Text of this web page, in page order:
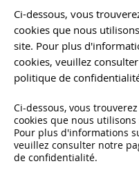
Ci-dessous, vous
cookies que nous
site. Pour plus
cookies, veuillez
politique de
Ci-dessous, vous
cookies que nous
Pour plus d'informations
veuillez consulter notre
de confidentialité.